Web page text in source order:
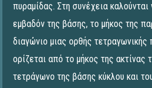
πυραμίδας. Στη συνέχεια
εμβαδόν της βάσης, το μήκος της
διαγώνιο μιας ορθής τετραγωνικής
ορίζεται από το μήκος της ακτίνας
τετράγωνο της βάσης κύκλου και